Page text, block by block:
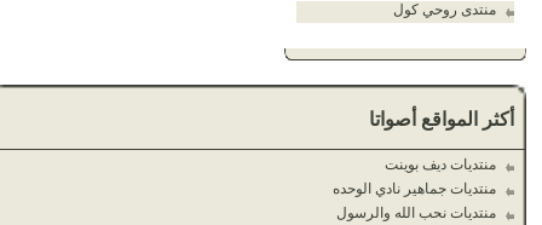
منتدى روحي كول
أكثر المواقع أصواتا
منتديات ديف بوينت
منتديات جماهير نادي الوحده
منتديات نحب الله والرسول